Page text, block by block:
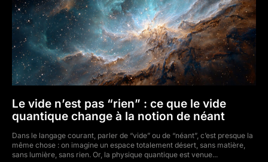
Le vide n’est pas “rien” : ce que le vide
quantique change à la notion de néant
Dans le langage courant, parler de “vide” ou de “néant”, c’est presque la
même chose : on imagine un espace totalement désert, sans matière,
sans lumière, sans rien. Or, la physique quantique est venue...